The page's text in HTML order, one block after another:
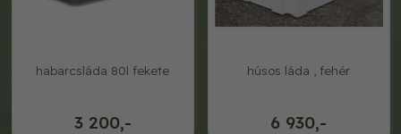
3 200,-
habarcsláda 80l fekete
6 930,-
húsos láda , fehér